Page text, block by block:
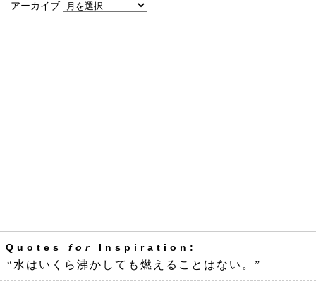
アーカイブ
Quotes for Inspiration:
“水はいくら沸かしても燃えることはない。”